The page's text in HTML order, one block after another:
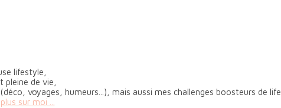
lifestyle,
pleine de vie,
voyages, humeurs...), mais aussi mes challenges boosteurs de life.
sur moi ...